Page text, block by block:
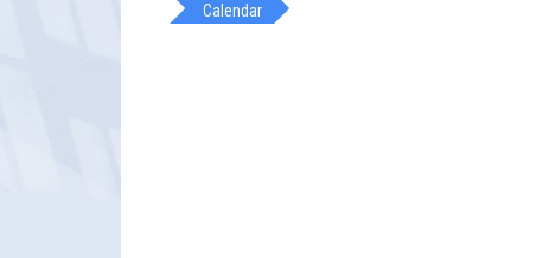
Calendar